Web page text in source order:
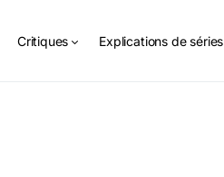
Critiques Explications de séries